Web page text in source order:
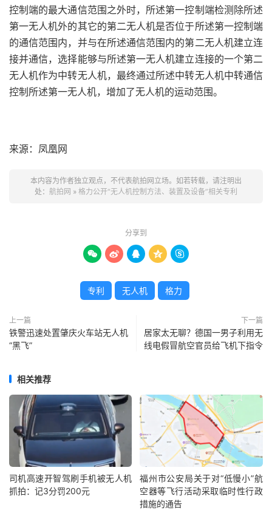
控制端的最大通信范围之外时，所述第一控制端检测除所述
第一无人机外的其它的第二无人机是否位于所述第一控制端
的通信范围内，并与在所述通信范围内的第二无人机建立连
接并通信，选择能够与所述第一无人机建立连接的一个第二
无人机作为中转无人机，最终通过所述中转无人机中转通信
控制所述第一无人机，增加了无人机的运动范围。
来源：凤凰网
本内容为作者独立观点，不代表航拍网立场。如若转载，请注明出
处： 航拍网 » 格力公开“无人机控制方法、装置及设备”相关专利
分享到
    
专利 无人机 格力
上一篇
铁警迅速处置肇庆火车站无人机
“黑飞”
下一篇
居家太无聊？德国一男子利用无
线电假冒航空官员给飞机下指令
相关推荐
司机高速开智驾刷手机被无人机
抓拍：记3分罚200元
福州市公安局关于对“低慢小”航
空器等飞行活动采取临时性行政
措施的通告